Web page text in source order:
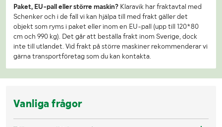
Paket, EU-pall eller större maskin? Klaravik har fraktavtal med
Schenker och i de fall vi kan hjälpa till med frakt gäller det
objekt som ryms i paket eller inom en EU-pall (upp till 120*80
cm och 990 kg). Det går att beställa frakt inom Sverige, dock
inte till utlandet. Vid frakt på större maskiner rekommenderar vi
gärna transportföretag som du kan kontakta.
Vanliga frågor